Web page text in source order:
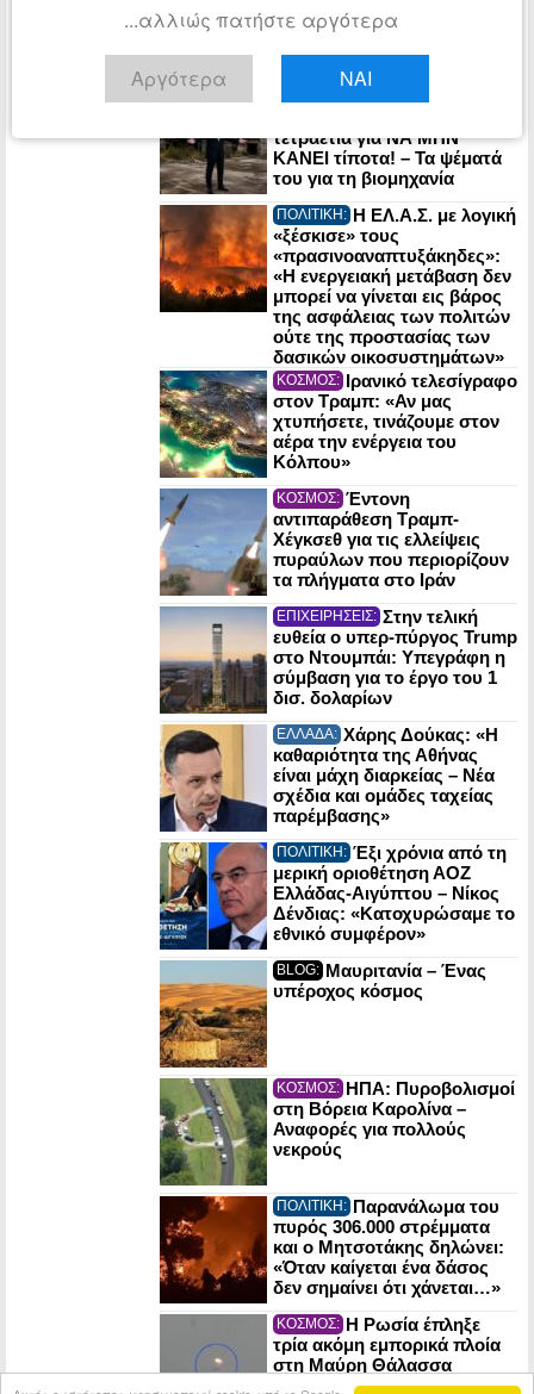
Μητσοτάκη: Σε έναν πόλεμο
οι πυρηνικές εγκαταστάσεις
μπορούν να γίνουν στόχος
του εχθρού
τετραετία για ΝΑ ΜΗΝ
ΚΑΝΕΙ τίποτα! – Τα ψέματά
του για τη βιομηχανία
ΠΟΛΙΤΙΚΗ: Η ΕΛ.Α.Σ. με λογική
«ξέσκισε» τους
«πρασινοαναπτυξάκηδες»:
«Η ενεργειακή μετάβαση δεν
μπορεί να γίνεται εις βάρος
της ασφάλειας των πολιτών
ούτε της προστασίας των
δασικών οικοσυστημάτων»
ΚΟΣΜΟΣ: Ιρανικό τελεσίγραφο
στον Τραμπ: «Αν μας
χτυπήσετε, τινάζουμε στον
αέρα την ενέργεια του
Κόλπου»
ΚΟΣΜΟΣ: Έντονη
αντιπαράθεση Τραμπ-
Χέγκσεθ για τις ελλείψεις
πυραύλων που περιορίζουν
τα πλήγματα στο Ιράν
ΕΠΙΧΕΙΡΗΣΕΙΣ: Στην τελική
ευθεία ο υπερ-πύργος Trump
στο Ντουμπάι: Υπεγράφη η
σύμβαση για το έργο του 1
δισ. δολαρίων
ΕΛΛΑΔΑ: Χάρης Δούκας: «Η
καθαριότητα της Αθήνας
είναι μάχη διαρκείας – Νέα
σχέδια και ομάδες ταχείας
παρέμβασης»
ΠΟΛΙΤΙΚΗ: Έξι χρόνια από τη
μερική οριοθέτηση ΑΟΖ
Ελλάδας-Αιγύπτου – Νίκος
Δένδιας: «Κατοχυρώσαμε το
εθνικό συμφέρον»
BLOG: Μαυριτανία – Ένας
υπέροχος κόσμος
ΚΟΣΜΟΣ: ΗΠΑ: Πυροβολισμοί
στη Βόρεια Καρολίνα –
Αναφορές για πολλούς
νεκρούς
ΠΟΛΙΤΙΚΗ: Παρανάλωμα του
πυρός 306.000 στρέμματα
και ο Μητσοτάκης δηλώνει:
«Όταν καίγεται ένα δάσος
δεν σημαίνει ότι χάνεται…»
ΚΟΣΜΟΣ: Η Ρωσία έπληξε
τρία ακόμη εμπορικά πλοία
στη Μαύρη Θάλασσα
...αλλιώς πατήστε αργότερα
Αργότερα ΝΑΙ